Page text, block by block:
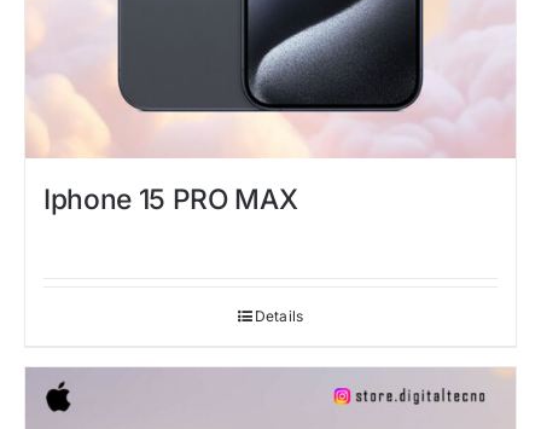
Iphone 15 PRO MAX
Details